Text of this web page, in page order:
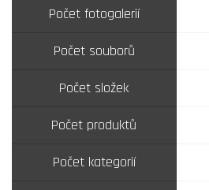
Počet fotogalerií
Počet souborů
Počet složek
Počet produktů
Počet kategorií